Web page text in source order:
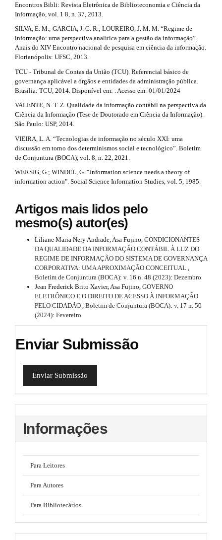
Encontros Bibli: Revista Eletrônica de Biblioteconomia e Ciência da
Informação, vol. 1 8, n. 37, 2013.
SILVA, E. M.; GARCIA, J. C. R.; LOUREIRO, J. M. M. “Regime de
informação: uma perspectiva analítica para a gestão da informação”.
Anais do XIV Encontro nacional de pesquisa em ciência da informação.
Florianópolis: UFSC, 2013.
TCU - Tribunal de Contas da União (TCU). Referencial básico de
governança aplicável a órgãos e entidades da administração pública.
Brasília: TCU, 2014. Disponível em: . Acesso em: 01/01/2024
VALENTE, N. T. Z. Qualidade da informação contábil na perspectiva da
Ciência da Informação (Tese de Doutorado em Ciência da Informação).
São Paulo: USP, 2014.
VIEIRA, L. A. “Tecnologias de informação no século XXI: uma
discussão em torno dos determinismos social e tecnológico”. Boletim
de Conjuntura (BOCA), vol. 8, n. 22, 2021.
WERSIG, G.; WINDEL, G. “Information science needs a theory of
information action". Social Science Information Studies, vol. 5, 1985.
Artigos mais lidos pelo
mesmo(s) autor(es)
Liliane Maria Nery Andrade, Asa Fujino, CONDICIONANTES
DA QUALIDADE DA INFORMAÇÃO CONTÁBIL À LUZ DO
REGIME DE INFORMAÇÃO DO SISTEMA DE GOVERNANÇA
CORPORATIVA: UMA APROXIMAÇÃO CONCEITUAL ,
Boletim de Conjuntura (BOCA): v. 16 n. 48 (2023): Dezembro
Jean Frederick Brito Xavier, Asa Fujino, GOVERNO
ELETRÔNICO E O DIREITO DE ACESSO À INFORMAÇÃO
PELO CIDADÃO , Boletim de Conjuntura (BOCA): v. 17 n. 50
(2024): Fevereiro
Enviar Submissão
Enviar Submissão
Informações
Para Leitores
Para Autores
Para Bibliotecários